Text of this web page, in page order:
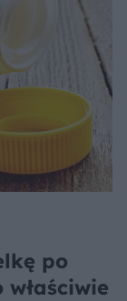
po